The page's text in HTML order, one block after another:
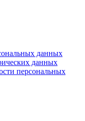
данных
данных
персональных